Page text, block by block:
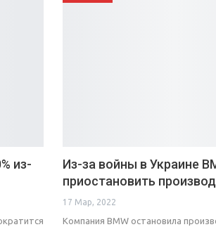
из-
Из-за войны в Украине
приостановить
17 Мар, 2022
Компания BMW остановила